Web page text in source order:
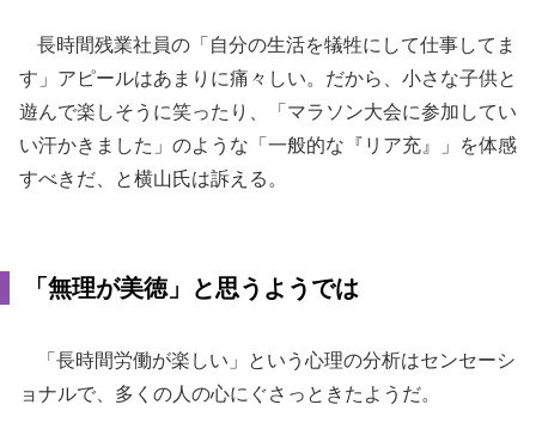
長時間残業社員の「自分の生活を犠牲にして仕事してま
す」アピールはあまりに痛々しい。だから、小さな子供と
遊んで楽しそうに笑ったり、「マラソン大会に参加してい
い汗かきました」のような「一般的な『リア充』」を体感
すべきだ、と横山氏は訴える。
「無理が美徳」と思うようでは
「長時間労働が楽しい」という心理の分析はセンセーシ
ョナルで、多くの人の心にぐさっときたようだ。